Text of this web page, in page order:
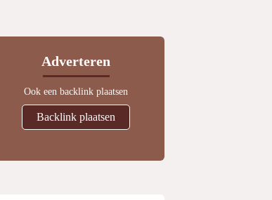
Adverteren
Ook een backlink plaatsen
Backlink plaatsen